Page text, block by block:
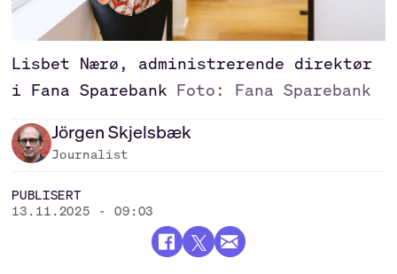
Lisbet Nærø, administrerende direktør
i Fana Sparebank Foto: Fana Sparebank
JörgenSkjelsbæk
Journalist
PUBLISERT
13.11.2025 - 09:03